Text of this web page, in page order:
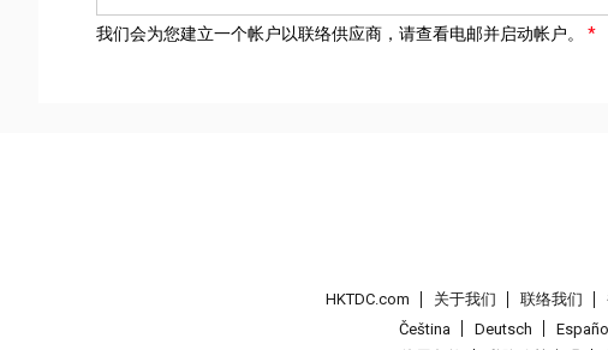
我们会为您建立一个帐户以联络供应商，请查看电邮并启动帐户。
HKTDC.com 关于我们 联络我们
Čeština
Deutsch